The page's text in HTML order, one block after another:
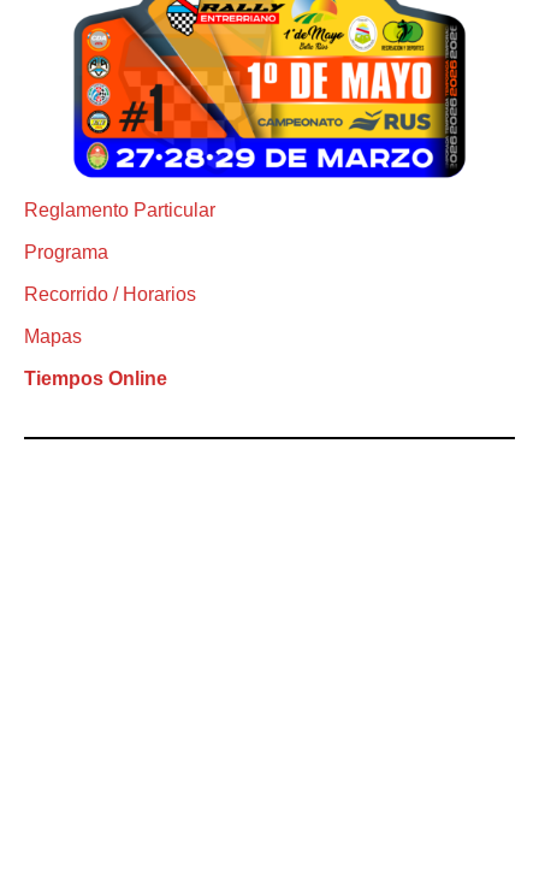
Reglamento Particular
Programa
Recorrido / Horarios
Mapas
Tiempos Online